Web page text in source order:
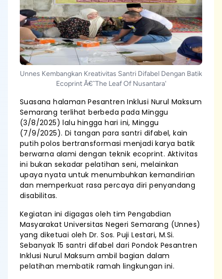
Unnes Kembangkan Kreativitas Santri Difabel Dengan Batik
Ecoprint Â€˜The Leaf Of Nusantara'
Suasana halaman Pesantren Inklusi Nurul Maksum
Semarang terlihat berbeda pada Minggu
(3/8/2025) lalu hingga hari ini, Minggu
(7/9/2025). Di tangan para santri difabel, kain
putih polos bertransformasi menjadi karya batik
berwarna alami dengan teknik ecoprint. Aktivitas
ini bukan sekadar pelatihan seni, melainkan
upaya nyata untuk menumbuhkan kemandirian
dan memperkuat rasa percaya diri penyandang
disabilitas.
Kegiatan ini digagas oleh tim Pengabdian
Masyarakat Universitas Negeri Semarang (Unnes)
yang diketuai oleh Dr. Sos. Puji Lestari, M.Si.
Sebanyak 15 santri difabel dari Pondok Pesantren
Inklusi Nurul Maksum ambil bagian dalam
pelatihan membatik ramah lingkungan ini.